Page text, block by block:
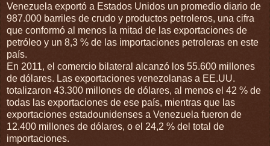
Venezuela exportó a Estados Unidos un promedio diario de
987.000 barriles de crudo y productos petroleros, una cifra
que conformó al menos la mitad de las exportaciones de
petróleo y un 8,3 % de las importaciones petroleras en este
país.
En 2011, el comercio bilateral alcanzó los 55.600 millones
de dólares. Las exportaciones venezolanas a EE.UU.
totalizaron 43.300 millones de dólares, al menos el 42 % de
todas las exportaciones de ese país, mientras que las
exportaciones estadounidenses a Venezuela fueron de
12.400 millones de dólares, o el 24,2 % del total de
importaciones.